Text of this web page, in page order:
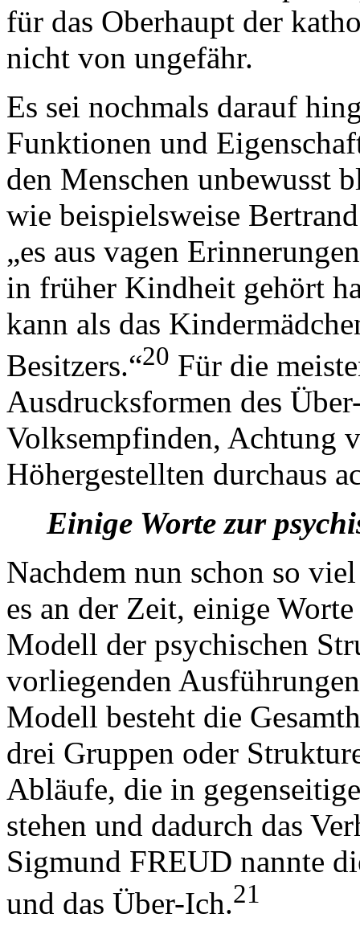
für das Oberhaupt der
nicht von ungefähr.
Es sei nochmals darauf
Funktionen und
den Menschen unbewusst
wie beispielsweise
„es aus vagen
in früher Kindheit gehört
kann als das
Besitzers.“20 Für die
Ausdrucksformen des
Volksempfinden, Achtung
Höhergestellten durchaus
Einige Worte zur
Nachdem nun schon so
es an der Zeit, einige
Modell der psychischen
vorliegenden
Modell besteht die
drei Gruppen oder
Abläufe, die in
stehen und dadurch das
Sigmund FREUD nannte
und das Über-Ich.21